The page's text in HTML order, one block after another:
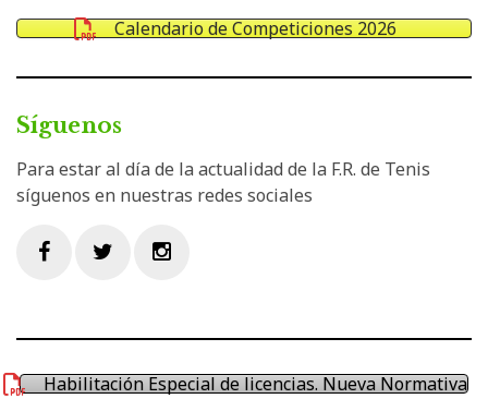
Calendario de Competiciones 2026
Síguenos
Para estar al día de la actualidad de la F.R. de Tenis
síguenos en nuestras redes sociales
Habilitación Especial de licencias. Nueva Normativa